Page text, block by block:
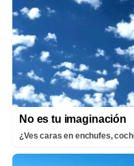
No es tu imaginación
¿Ves caras en enchufes,